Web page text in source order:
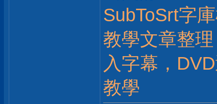
SubToSrt字
教學文章整
入字幕，
教學